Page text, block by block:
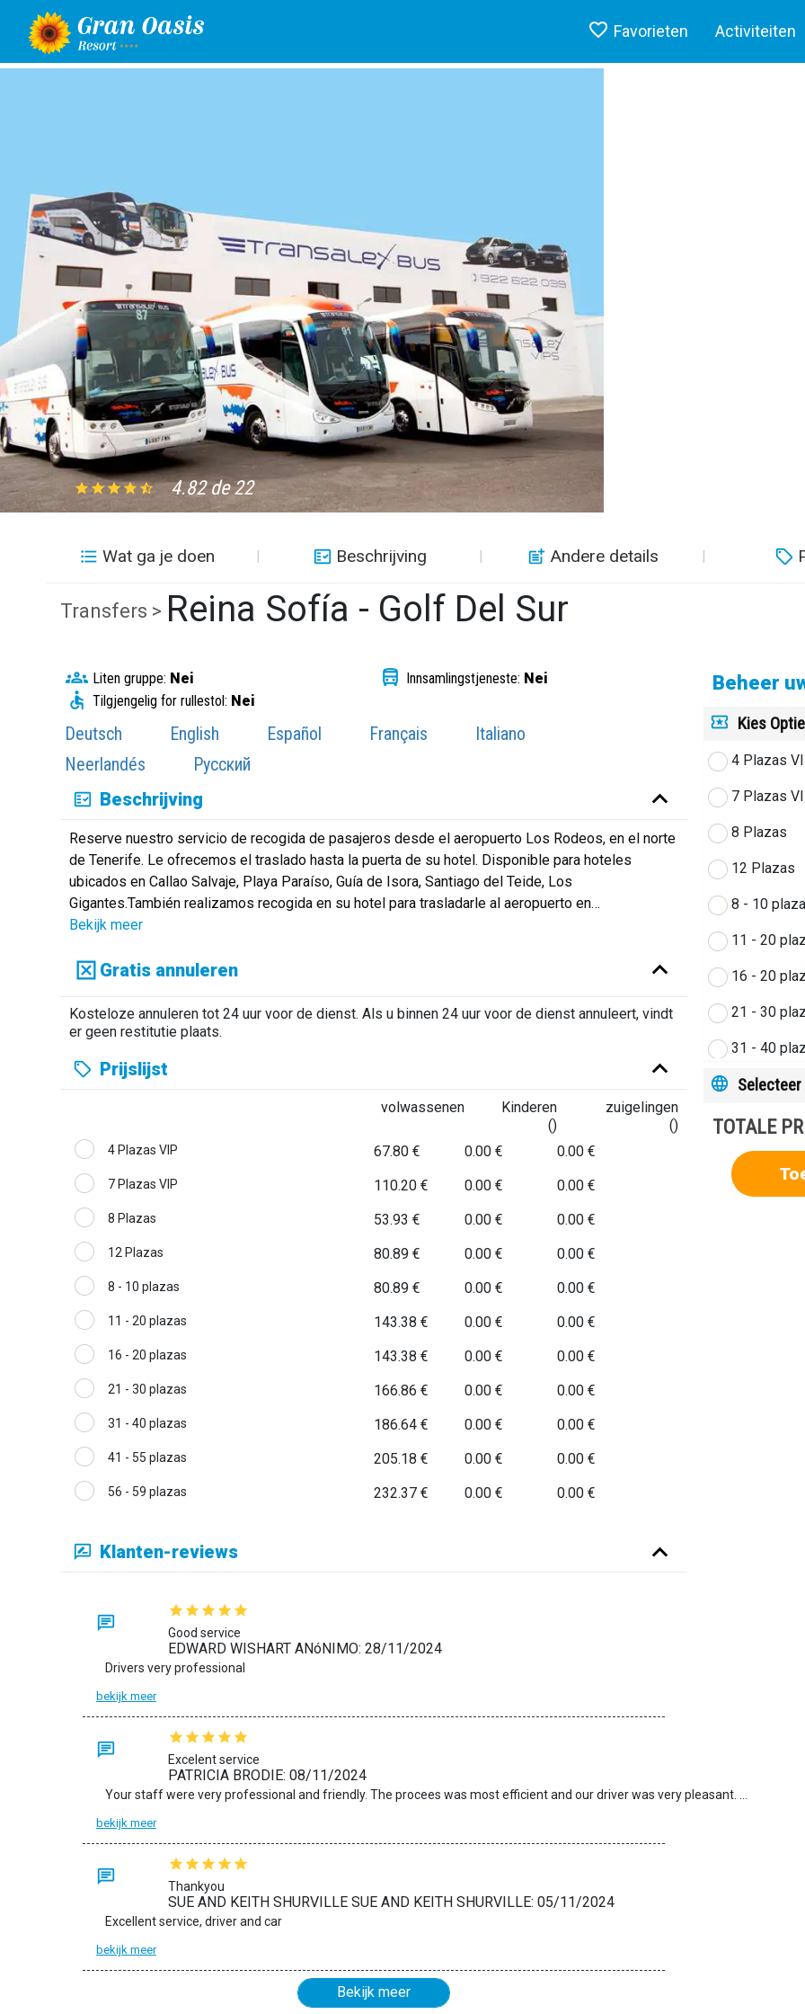
Favorieten Activiteiten
4.82 de 22
Wat ga je doen Beschrijving Andere details
Transfers > Reina Sofía - Golf Del Sur
Liten gruppe: Nei Innsamlingstjeneste: Nei
Tilgjengelig for rullestol: Nei
Deutsch English Español Français
Italiano
Neerlandés
Русский
Beschrijving
Reserve nuestro servicio de recogida de pasajeros desde el aeropuerto Los Rodeos, en el norte
de Tenerife. Le ofrecemos el traslado hasta la puerta de su hotel. Disponible para hoteles
ubicados en Callao Salvaje, Playa Paraíso, Guía de Isora, Santiago del Teide, Los
Gigantes.También realizamos recogida en su hotel para trasladarle al aeropuerto en…
Bekijk meer
Gratis annuleren
Kosteloze annuleren tot 24 uur voor de dienst. Als u binnen 24 uur voor de dienst annuleert, vindt
er geen restitutie plaats.
Prijslijst
volwassenen
Kinderen
()
zuigelingen
()
4 Plazas VIP 67.80 € 0.00 € 0.00 €
7 Plazas VIP 110.20 € 0.00 € 0.00 €
8 Plazas 53.93 € 0.00 € 0.00 €
12 Plazas 80.89 € 0.00 € 0.00 €
8 - 10 plazas 80.89 € 0.00 € 0.00 €
11 - 20 plazas 143.38 € 0.00 € 0.00 €
16 - 20 plazas 143.38 € 0.00 € 0.00 €
21 - 30 plazas 166.86 € 0.00 € 0.00 €
31 - 40 plazas 186.64 € 0.00 € 0.00 €
41 - 55 plazas 205.18 € 0.00 € 0.00 €
56 - 59 plazas 232.37 € 0.00 € 0.00 €
Klanten-reviews
Good service
EDWARD WISHART ANóNIMO: 28/11/2024
Drivers very professional
bekijk meer
Excelent service
PATRICIA BRODIE: 08/11/2024
bekijk meer
Thankyou
SUE AND KEITH SHURVILLE SUE AND KEITH SHURVILLE: 05/11/2024
Excellent service, driver and car
bekijk meer
Bekijk meer
Beheer
Kies
4 Plazas
7 Plazas
8 Plazas
12 Plazas
8 - 10
11 - 20
16 - 20
21 - 30
31 - 40
41 - 55
56 - 59
TOTALE